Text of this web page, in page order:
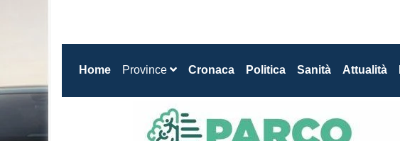
Home(current)
Province Cronaca Politica Sanità Attualità